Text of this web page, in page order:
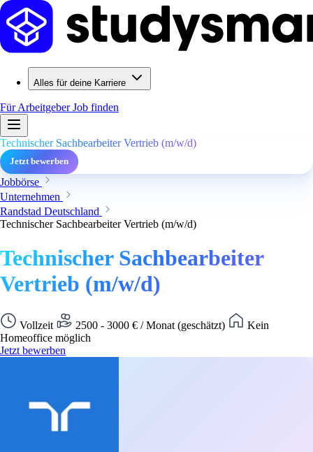
Alles für deine Karriere
Für ArbeitgeberJob finden
Technischer Sachbearbeiter Vertrieb (m/w/d)
Jetzt bewerben
Jobbörse
Unternehmen
Randstad Deutschland
Technischer Sachbearbeiter Vertrieb (m/w/d)
Technischer Sachbearbeiter
Vertrieb (m/w/d)
Vollzeit 2500 - 3000 € / Monat (geschätzt)
Kein
Homeoffice möglich
Jetzt bewerben